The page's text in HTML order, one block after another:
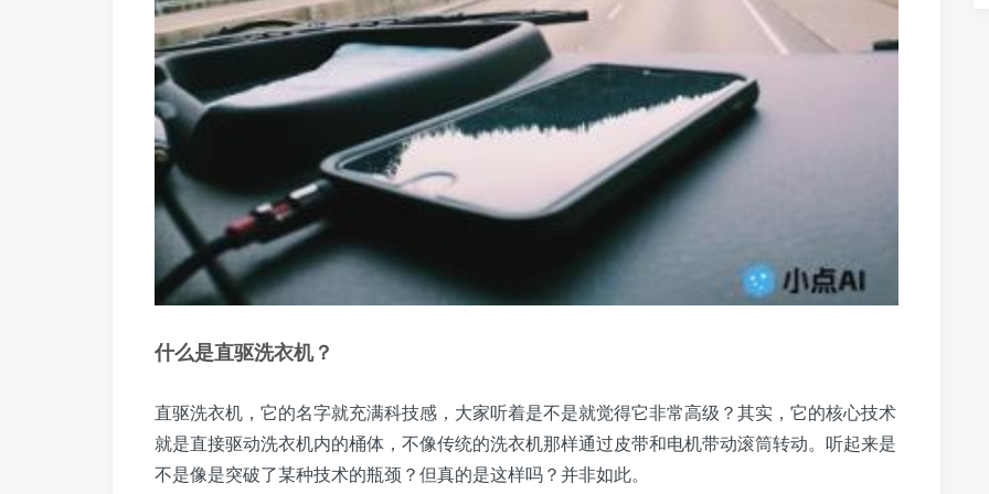
什么是直驱洗衣机？
直驱洗衣机，它的名字就充满科技感，大家听着是不是就觉得它非常高级？其实，它的核心技术
就是直接驱动洗衣机内的桶体，不像传统的洗衣机那样通过皮带和电机带动滚筒转动。听起来是
不是像是突破了某种技术的瓶颈？但真的是这样吗？并非如此。